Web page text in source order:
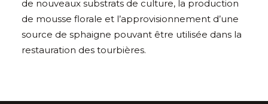
de nouveaux substrats de culture, la production
de mousse florale et l’approvisionnement d’une
source de sphaigne pouvant être utilisée dans la
restauration des tourbières.